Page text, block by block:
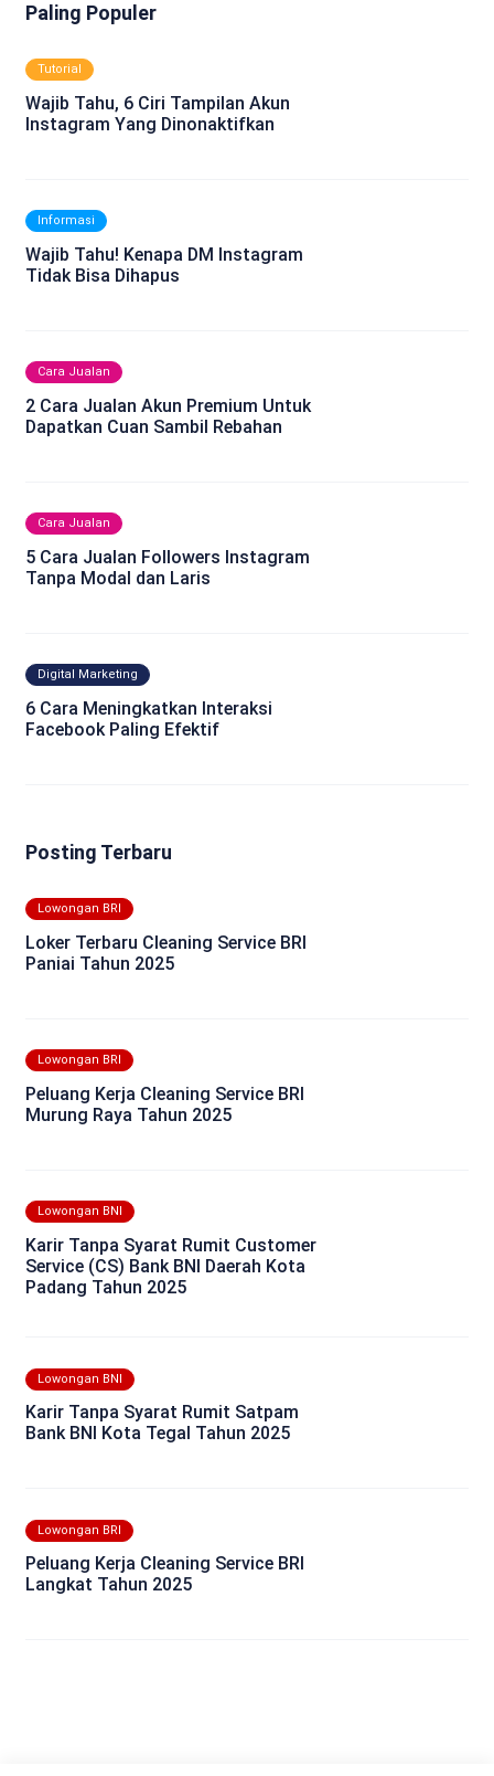
Paling Populer
Tutorial
Wajib Tahu, 6 Ciri Tampilan Akun
Instagram Yang Dinonaktifkan
Informasi
Wajib Tahu! Kenapa DM Instagram
Tidak Bisa Dihapus
Cara Jualan
2 Cara Jualan Akun Premium Untuk
Dapatkan Cuan Sambil Rebahan
Cara Jualan
5 Cara Jualan Followers Instagram
Tanpa Modal dan Laris
Digital Marketing
6 Cara Meningkatkan Interaksi
Facebook Paling Efektif
Posting Terbaru
Lowongan BRI
Loker Terbaru Cleaning Service BRI
Paniai Tahun 2025
Lowongan BRI
Peluang Kerja Cleaning Service BRI
Murung Raya Tahun 2025
Lowongan BNI
Karir Tanpa Syarat Rumit Customer
Service (CS) Bank BNI Daerah Kota
Padang Tahun 2025
Lowongan BNI
Karir Tanpa Syarat Rumit Satpam
Bank BNI Kota Tegal Tahun 2025
Lowongan BRI
Peluang Kerja Cleaning Service BRI
Langkat Tahun 2025